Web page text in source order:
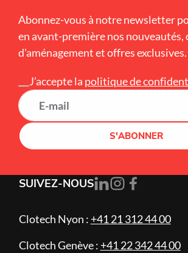
Abonnez-vous à notre newsletter
en avant-première nos nouveautés,
d'aménagement et offres exclusives.
J’accepte la politique de
S'ABONNER
Alternative:
SUIVEZ-NOUS
Clotech Nyon : +41 21 312 44 00
Clotech Genève : +41 22 342 44 00